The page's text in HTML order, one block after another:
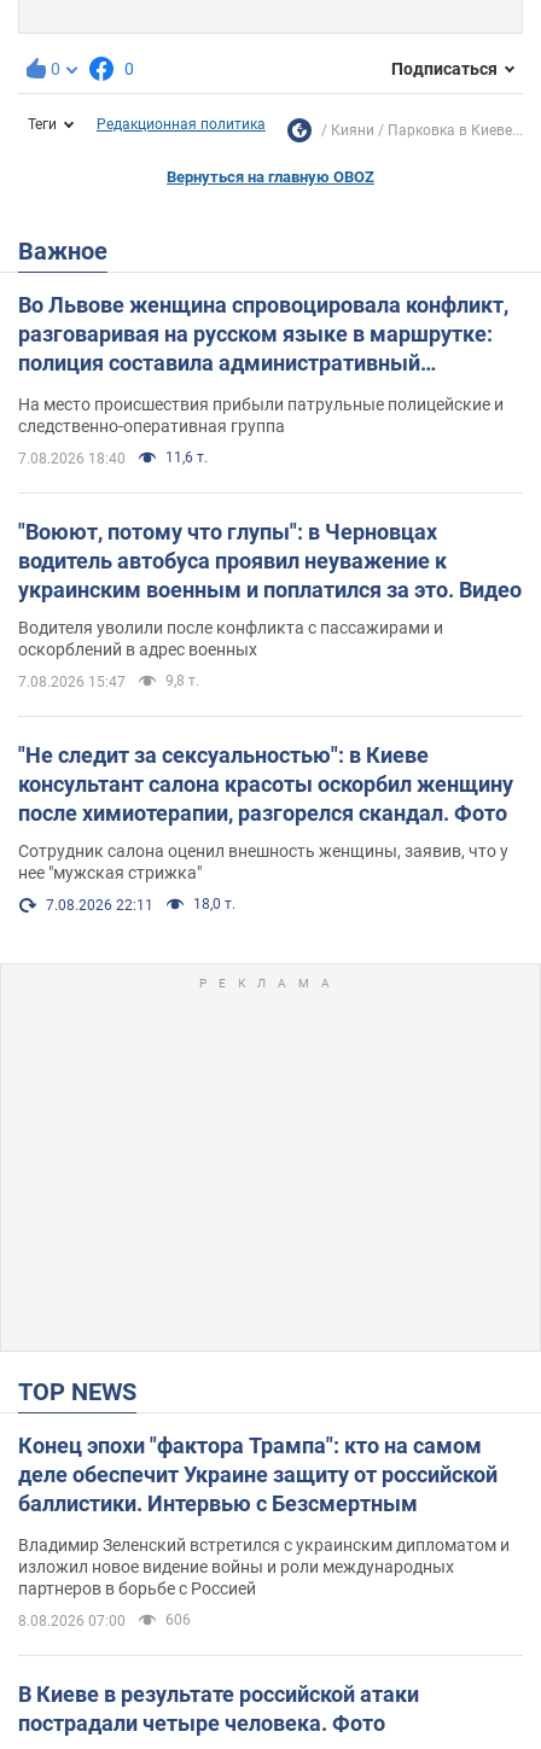
0 0 Подписаться
Теги Редакционная политика Кияни Парковка в Киеве...
Вернуться на главную OBOZ
Важное
Во Львове женщина спровоцировала конфликт,
разговаривая на русском языке в маршрутке:
полиция составила административный
На место происшествия прибыли патрульные полицейские и
следственно-оперативная группа
7.08.2026 18:40 11,6 т.
"Воюют, потому что глупы": в Черновцах
водитель автобуса проявил неуважение к
украинским военным и поплатился за это. Видео
Водителя уволили после конфликта с пассажирами и
оскорблений в адрес военных
7.08.2026 15:47 9,8 т.
"Не следит за сексуальностью": в Киеве
консультант салона красоты оскорбил женщину
после химиотерапии, разгорелся скандал. Фото
Сотрудник салона оценил внешность женщины, заявив, что у
нее "мужская стрижка"
7.08.2026 22:11 18,0 т.
TOP NEWS
Конец эпохи "фактора Трампа": кто на самом
деле обеспечит Украине защиту от российской
баллистики. Интервью с Безсмертным
Владимир Зеленский встретился с украинским дипломатом и
изложил новое видение войны и роли международных
партнеров в борьбе с Россией
8.08.2026 07:00 606
В Киеве в результате российской атаки
пострадали четыре человека. Фото